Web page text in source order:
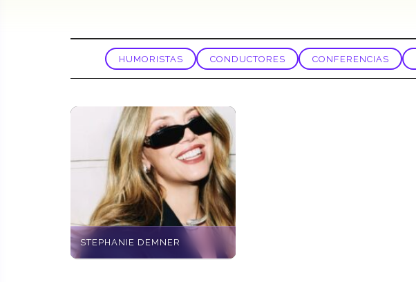
HUMORISTAS CONDUCTORES CONFERENCIAS
STEPHANIE DEMNER